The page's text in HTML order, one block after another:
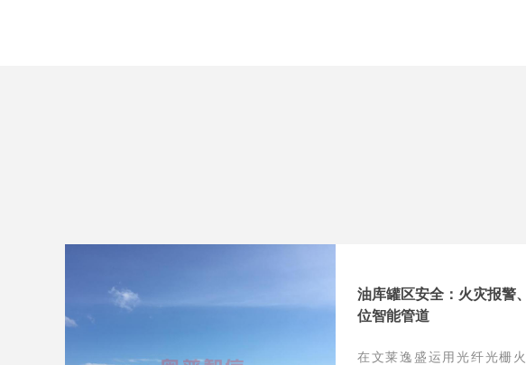
在文莱逸盛运用光纤光栅
油库罐区安全：火灾报警
位智能管道